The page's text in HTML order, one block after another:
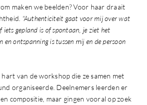
maken we beelden? Voor haar draait
“Authenticiteit gaat voor mij over wat
iets gepland is of spontaan, je ziet het
en ontspanning is tussen mij en de persoon
van de workshop die ze samen met
organiseerde. Deelnemers leerden er
compositie, maar gingen vooral op zoek